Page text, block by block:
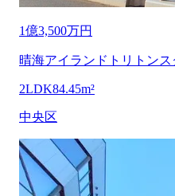
1億3,500万円
晴海アイランドトリトン
2LDK84.45m²
中央区